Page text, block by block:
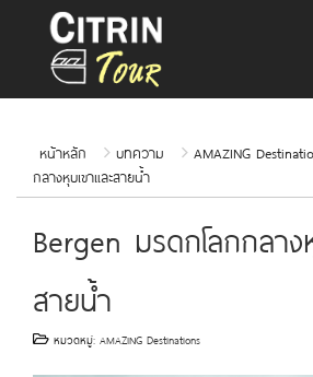
หน้าหลัก บทความ AMAZING
กลางหุบเขาและสายน้ำ
Bergen มรดกโลกกลาง
สายน้ำ
หมวดหมู่: AMAZING Destinations